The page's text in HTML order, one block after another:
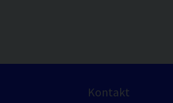
Kontakt